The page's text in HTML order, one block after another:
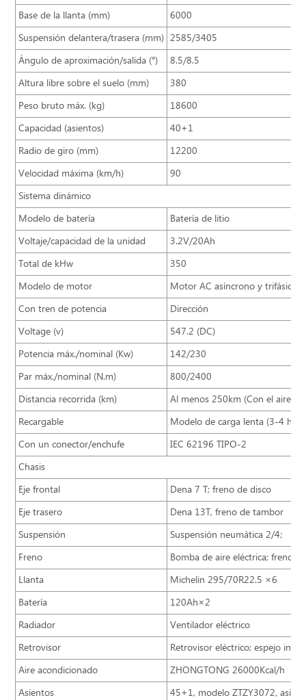
Base de la llanta (mm)
6000
Suspensión delantera/trasera (mm) 2585/3405
Ángulo de aproximación/salida (°)
8.5/8.5
Altura libre sobre el suelo (mm)
380
Peso bruto máx. (kg)
18600
Capacidad (asientos)
40+1
Radio de giro (mm)
12200
Velocidad máxima (km/h)
90
Sistema dinámico
Modelo de batería
Batería de litio
Voltaje/capacidad de la unidad
3.2V/20Ah
Total de kHw
350
Modelo de motor
Motor AC asíncrono y trifásico
Con tren de potencia
Dirección
Voltage (v)
547.2 (DC)
Potencia máx./nominal (Kw)
142/230
Par máx./nominal (N.m)
800/2400
Distancia recorrida (km)
Al menos 250km (Con el aire
Recargable
Modelo de carga lenta (3-4
Con un conector/enchufe
IEC 62196 TIPO-2
Chasis
Eje frontal
Dena 7 T; freno de disco
Eje trasero
Dena 13T, freno de tambor
Suspensión
Suspensión neumática 2/4；
Freno
Bomba de aire eléctrica; freno
Llanta
Michelin 295/70R22.5 ×6
Batería
120Ah×2
Radiador
Ventilador eléctrico
Retrovisor
Retrovisor eléctrico; espejo
Aire acondicionado
ZHONGTONG 26000Kcal/h
Asientos
45+1, modelo ZTZY3072,